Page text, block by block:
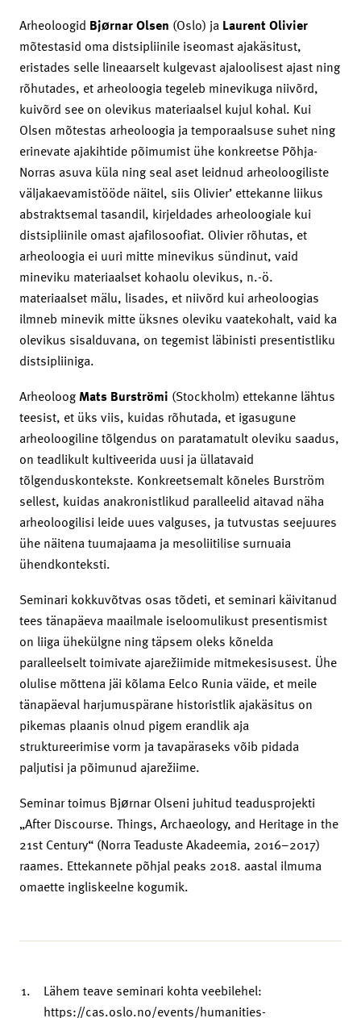
Arheoloogid Bjørnar Olsen (Oslo) ja Laurent Olivier
mõtestasid oma distsipliinile iseomast ajakäsitust,
eristades selle lineaarselt kulgevast ajaloolisest ajast ning
rõhutades, et arheoloogia tegeleb minevikuga niivõrd,
kuivõrd see on olevikus materiaalsel kujul kohal. Kui
Olsen mõtestas arheoloogia ja temporaalsuse suhet ning
erinevate ajakihtide põimumist ühe konkreetse Põhja-
Norras asuva küla ning seal aset leidnud arheoloogiliste
väljakaevamistööde näitel, siis Olivier’ ettekanne liikus
abstraktsemal tasandil, kirjeldades arheoloogiale kui
distsipliinile omast ajafilosoofiat. Olivier rõhutas, et
arheoloogia ei uuri mitte minevikus sündinut, vaid
mineviku materiaalset kohaolu olevikus, n.-ö.
materiaalset mälu, lisades, et niivõrd kui arheoloogias
ilmneb minevik mitte üksnes oleviku vaatekohalt, vaid ka
olevikus sisalduvana, on tegemist läbinisti presentistliku
distsipliiniga.
Arheoloog Mats Burströmi (Stockholm) ettekanne lähtus
teesist, et üks viis, kuidas rõhutada, et igasugune
arheoloogiline tõlgendus on paratamatult oleviku saadus,
on teadlikult kultiveerida uusi ja üllatavaid
tõlgenduskontekste. Konkreetsemalt kõneles Burström
sellest, kuidas anakronistlikud paralleelid aitavad näha
arheoloogilisi leide uues valguses, ja tutvustas seejuures
ühe näitena tuumajaama ja mesoliitilise surnuaia
ühendkonteksti.
Seminari kokkuvõtvas osas tõdeti, et seminari käivitanud
tees tänapäeva maailmale iseloomulikust presentismist
on liiga ühekülgne ning täpsem oleks kõnelda
paralleelselt toimivate ajarežiimide mitmekesisusest. Ühe
olulise mõttena jäi kõlama Eelco Runia väide, et meile
tänapäeval harjumuspärane historistlik ajakäsitus on
pikemas plaanis olnud pigem erandlik aja
struktureerimise vorm ja tavapäraseks võib pidada
paljutisi ja põimunud ajarežiime.
Seminar toimus Bjørnar Olseni juhitud teadusprojekti
„After Discourse. Things, Archaeology, and Heritage in the
21st Century“ (Norra Teaduste Akadeemia, 2016–2017)
raames. Ettekannete põhjal peaks 2018. aastal ilmuma
omaette ingliskeelne kogumik.
Lähem teave seminari kohta veebilehel:
https://cas.oslo.no/events/humanities-